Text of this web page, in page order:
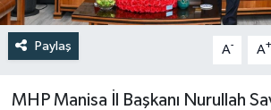
Paylaş A- A+
MHP Manisa İl Başkanı Nurullah